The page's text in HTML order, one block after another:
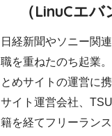
（LinuCエ
日経新聞やソニー関
職を重ねたのち起業
とめサイトの運営に
サイト運営会社、
籍を経てフリーラン